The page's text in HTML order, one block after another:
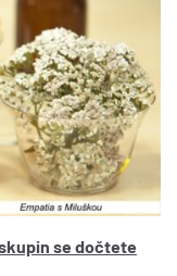
se dočtete